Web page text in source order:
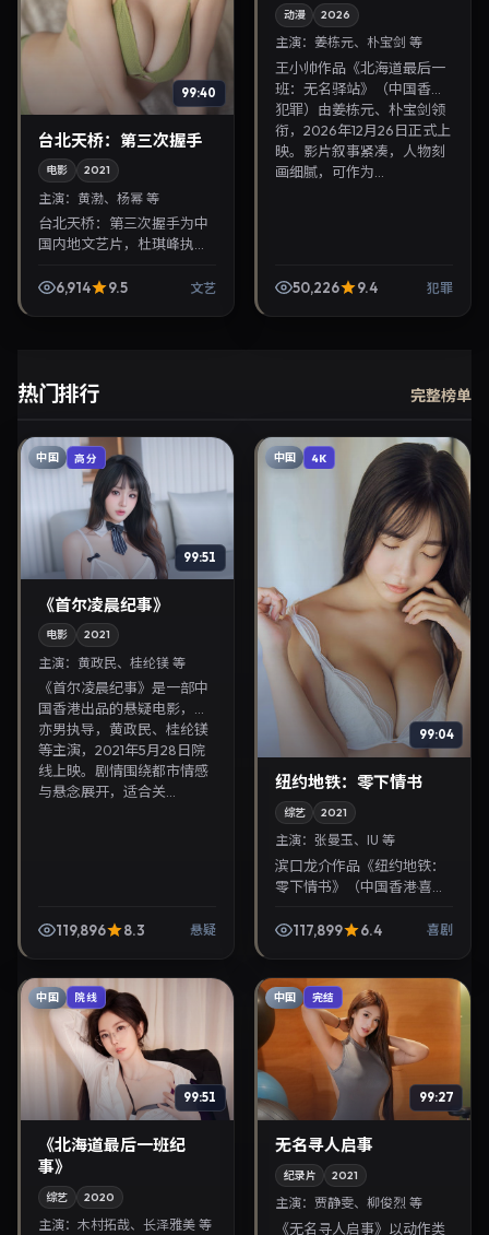
99:40
台北天桥：第三次握手
电影 2021
主演： 黄渤、杨幂 等
台北天桥：第三次握手为中
国内地文艺片，杜琪峰执
2021年9月11日首映，讲述人
6,914 9.5 文艺
动漫 2026
主演：姜栋元、朴宝剑 等
王小帅作品《北海道最后一
班：无名驿站》（中国香港·
犯罪）由姜栋元、朴宝剑领
衔，2026年12月26日正式上
映。影片叙事紧凑，人物刻
画细腻，可作为...
50,226 9.4 犯罪
热门排行 完整榜单
中国 高分
99:51
《首尔凌晨纪事》
电影 2021
主演： 黄政民、桂纶镁 等
《首尔凌晨纪事》是一部中
国香港出品的悬疑电影，刁
亦男执导，黄政民、桂纶镁
等主演，2021年5月28日院
线上映。剧情围绕都市情感
与悬念展开，适合关...
119,896 8.3 悬疑
中国 4K
99:04
纽约地铁：零下情书
综艺 2021
主演：张曼玉、IU 等
滨口龙介作品《纽约地铁：
零下情书》（中国香港·喜
2021年6月27日正式上映。
117,899 6.4 喜剧
中国 院线
99:51
《北海道最后一班纪
事》
综艺 2020
主演： 木村拓哉、长泽雅美 等
中国 完结
99:27
无名寻人启事
纪录片 2021
主演：贾静雯、柳俊烈 等
《无名寻人启事》以动作类